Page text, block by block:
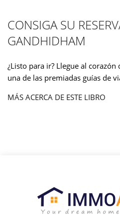
CONSIGA SU
GANDHIDHAM
¿Listo para ir? Llegue al corazón
una de las premiadas guías de
MÁS ACERCA DE ESTE LIBRO